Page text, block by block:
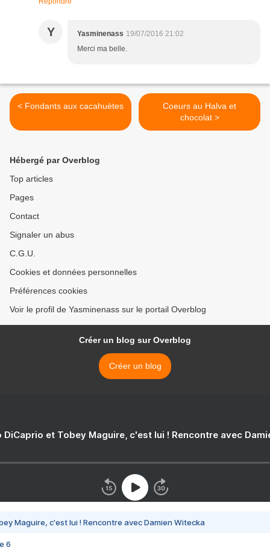
Y Yasminenass 19/07/2016 21:02
Merci ma belle.
< Fondants aux cacahuètes
Coeurs au Halva et
chocolat >
Hébergé par Overblog
Top articles
Pages
Contact
Signaler un abus
C.G.U.
Cookies et données personnelles
Préférences cookies
Voir le profil de Yasminenass sur le portail Overblog
Créer un blog sur Overblog
Créer un blog
DiCaprio et Tobey Maguire, c'est lui ! Rencontre avec
Maguire, c'est lui ! Rencontre avec Damien Witecka
6